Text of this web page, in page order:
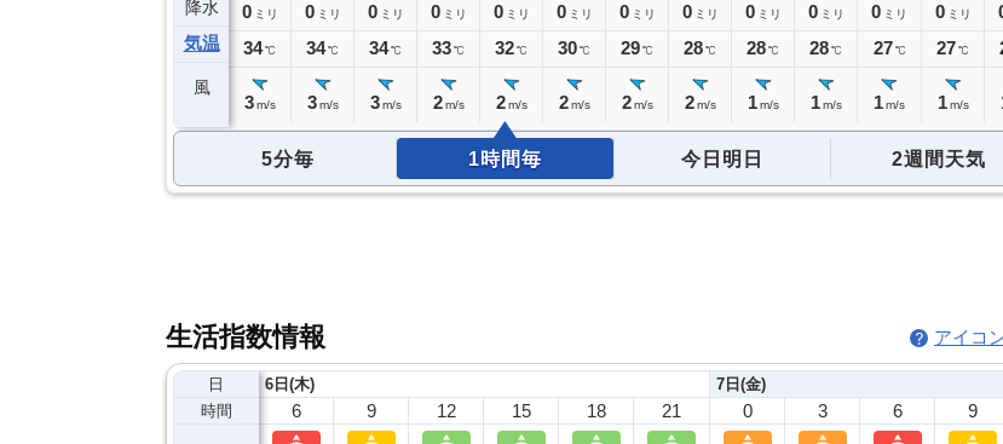
降水
気温
風
0ミリ
34℃
0 ミリ
34℃
3 m/s
0 ミリ
34℃
3 m/s
0 ミリ
34℃
3 m/s
0 ミリ
33℃
2 m/s
0 ミリ
32℃
2 m/s
0 ミリ
30℃
2 m/s
0 ミリ
29℃
2 m/s
0 ミリ
28℃
2 m/s
0 ミリ
28℃
1 m/s
0 ミリ
28℃
1 m/s
0 ミリ
27 ℃
1m/s
0 ミリ
27℃
1 m/s
5分毎 1時間毎 今日明日 2週間天気
生活指数情報 アイコ
日
時間
6日(木)
6 9 12 15 18 21
7日(金)
0 3 6 9